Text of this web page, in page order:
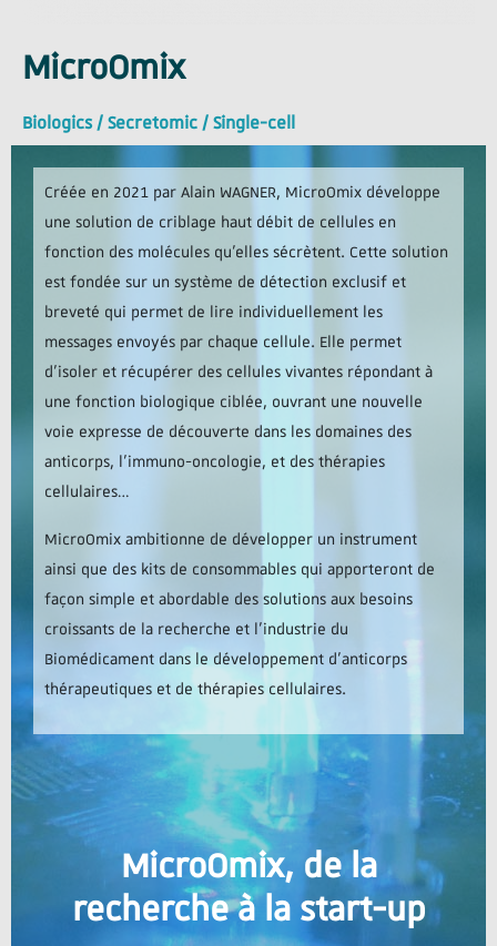
MicroOmix
Biologics / Secretomic / Single-cell
Créée en 2021 par Alain WAGNER, MicroOmix développe
une solution de criblage haut débit de cellules en
fonction des molécules qu’elles sécrètent. Cette solution
est fondée sur un système de détection exclusif et
breveté qui permet de lire individuellement les
messages envoyés par chaque cellule. Elle permet
d’isoler et récupérer des cellules vivantes répondant à
une fonction biologique ciblée, ouvrant une nouvelle
voie expresse de découverte dans les domaines des
anticorps, l’immuno-oncologie, et des thérapies
cellulaires…
MicroOmix ambitionne de développer un instrument
ainsi que des kits de consommables qui apporteront de
façon simple et abordable des solutions aux besoins
croissants de la recherche et l’industrie du
Biomédicament dans le développement d’anticorps
thérapeutiques et de thérapies cellulaires.
MicroOmix, de la
recherche à la start-up